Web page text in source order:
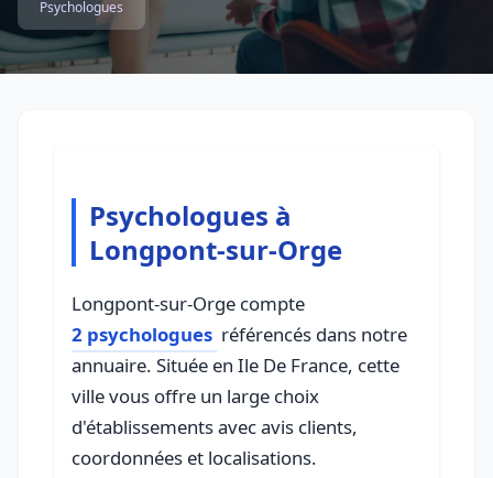
Psychologues
Psychologues à
Longpont-sur-Orge
Longpont-sur-Orge compte
2 psychologues référencés dans notre
annuaire. Située en Ile De France, cette
ville vous offre un large choix
d'établissements avec avis clients,
coordonnées et localisations.